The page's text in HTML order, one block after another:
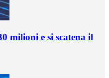
milioni e si scatena il